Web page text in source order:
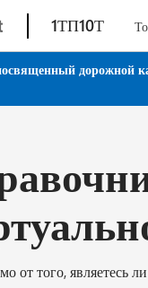
1ТП10Т
дорожной
от того,